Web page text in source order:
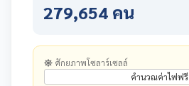
279,654 คน
ศักยภาพโซลาร์เซลล์
คำนวณค่าไฟฟรี